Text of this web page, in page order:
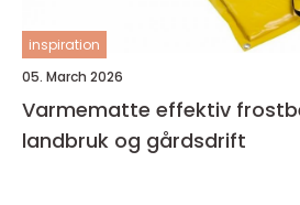
inspiration
05. March 2026
Varmematte effektiv frostbeskyttelse for
landbruk og gårdsdrift